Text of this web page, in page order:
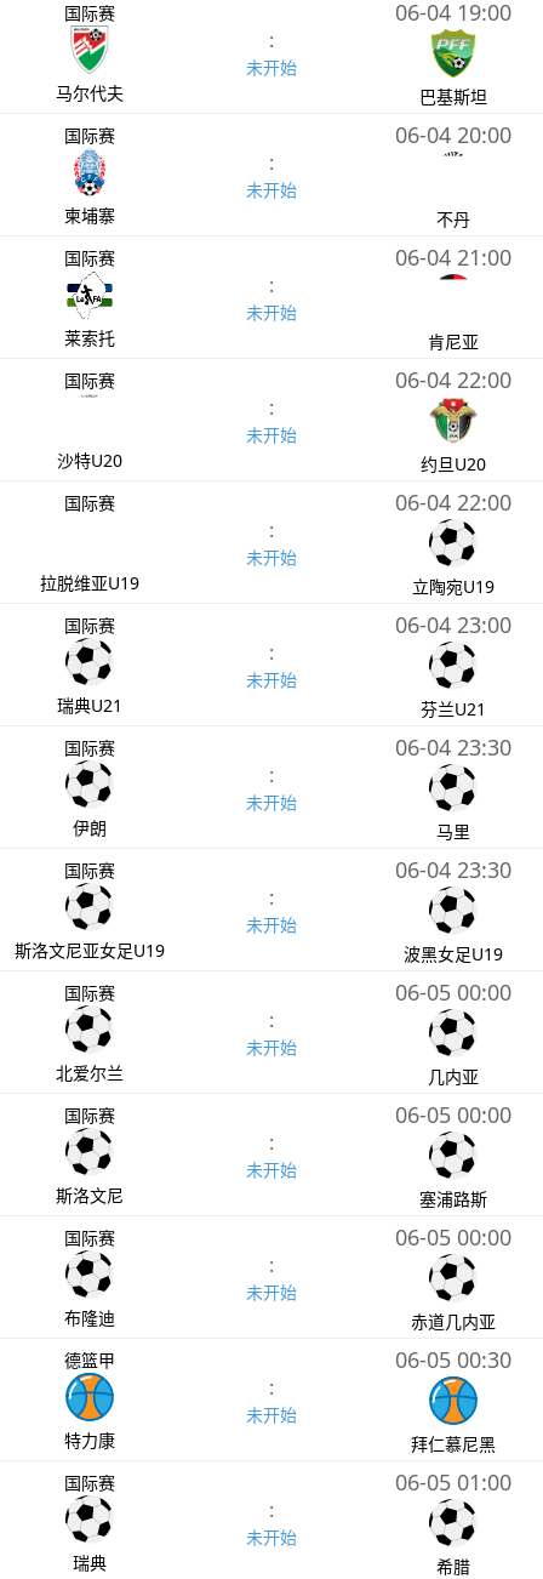
国际赛
马尔代夫
:
未开始
06-04 19:00
巴基斯坦
国际赛
柬埔寨
:
未开始
06-04 20:00
不丹
国际赛
莱索托
:
未开始
06-04 21:00
肯尼亚
国际赛
沙特U20
:
未开始
06-04 22:00
约旦U20
国际赛
拉脱维亚U19
:
未开始
06-04 22:00
立陶宛U19
国际赛
瑞典U21
:
未开始
06-04 23:00
芬兰U21
国际赛
伊朗
:
未开始
06-04 23:30
马里
国际赛
斯洛文尼亚女足U19
:
未开始
06-04 23:30
波黑女足U19
国际赛
北爱尔兰
:
未开始
06-05 00:00
几内亚
国际赛
斯洛文尼
:
未开始
06-05 00:00
塞浦路斯
国际赛
布隆迪
:
未开始
06-05 00:00
赤道几内亚
德篮甲
特力康
:
未开始
06-05 00:30
拜仁慕尼黑
国际赛
瑞典
:
未开始
06-05 01:00
希腊